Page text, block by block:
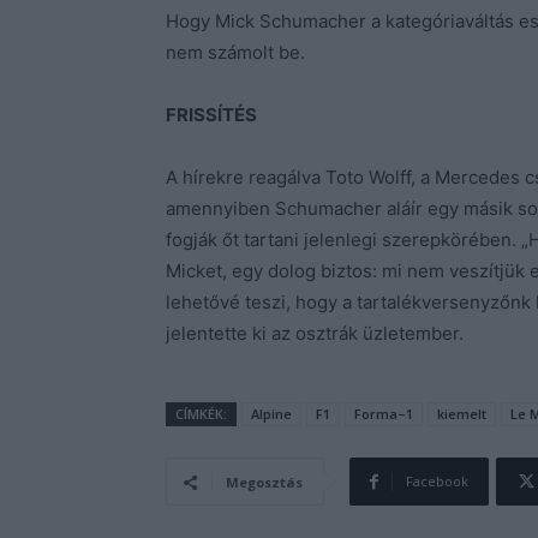
Hogy Mick Schumacher a kategóriaváltás
nem számolt be.
FRISSÍTÉS
A hírekre reagálva Toto Wolff, a Mercedes
amennyiben Schumacher aláír egy másik
fogják őt tartani jelenlegi szerepkörében.
Micket, egy dolog biztos: mi nem veszítjük
lehetővé teszi, hogy a
jelentette ki az osztrák üzletember.
CÍMKÉK: Alpine F1 Forma–1 kiemelt Le
Megosztás Facebook